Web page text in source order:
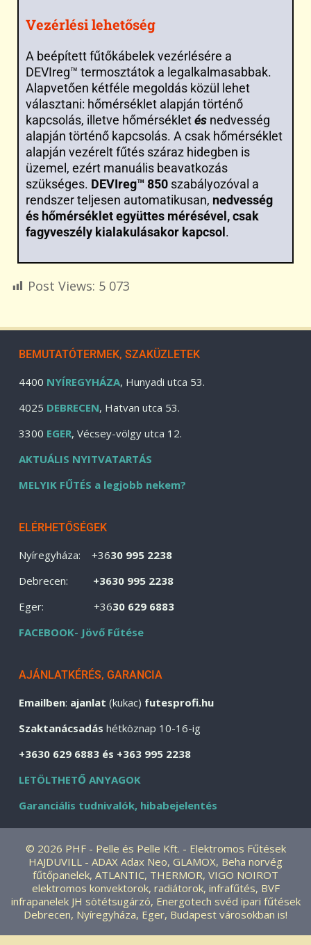
Vezérlési lehetőség
A beépített fűtőkábelek vezérlésére a
DEVIreg™ termosztátok a legalkalmasabbak.
Alapvetően kétféle megoldás közül lehet
választani: hőmérséklet alapján történő
kapcsolás, illetve hőmérsékletés nedvesség
alapján történő kapcsolás. A csak hőmérséklet
alapján vezérelt fűtés száraz hidegben is
üzemel, ezért manuális beavatkozás
szükséges. DEVIreg™ 850 szabályozóval a
rendszer teljesen automatikusan, nedvesség
és hőmérséklet együttes mérésével, csak
fagyveszély kialakulásakor kapcsol .
Post Views: 5 073
BEMUTATÓTERMEK, SZAKÜZLETEK
4400 NYÍREGYHÁZA, Hunyadi utca 53.
4025 DEBRECEN, Hatvan utca 53.
3300 EGER, Vécsey-völgy utca 12.
AKTUÁLIS NYITVATARTÁS
MELYIK FŰTÉS a legjobb nekem?
ELÉRHETŐSÉGEK
Nyíregyháza: +3630 995 2238
Debrecen: +3630 995 2238
Eger: +3630 629 6883
FACEBOOK- Jövő Fűtése
AJÁNLATKÉRÉS, GARANCIA
Emailben: ajanlat (kukac) futesprofi.hu
Szaktanácsadás hétköznap 10-16-ig
+3630 629 6883 és +363 995 2238
LETÖLTHETŐ ANYAGOK
Garanciális tudnivalók, hibabejelentés
© 2026 PHF - Pelle és Pelle Kft. - Elektromos Fűtések
HAJDUVILL - ADAX Adax Neo, GLAMOX, Beha norvég
fűtőpanelek, ATLANTIC, THERMOR, VIGO NOIROT
elektromos konvektorok, radiátorok, infrafűtés, BVF
infrapanelek JH sötétsugárzó, Energotech svéd ipari fűtések
Debrecen, Nyíregyháza, Eger, Budapest városokban is!